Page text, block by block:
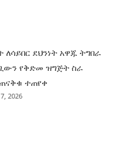
ደህንነት አዋጁ ትግበራ
የቅድመ ዝግጅት ስራ
ተጠየቀ
2026